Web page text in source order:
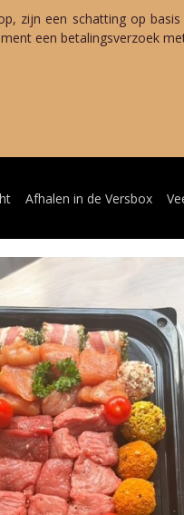
zijn een schatting op
een betalingsverzoek
woensdag
Afhalen in de Versbox